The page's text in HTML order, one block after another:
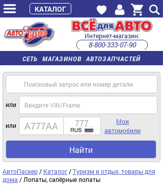
СЕТЬ МАГАЗИНОВ АВТОЗАПЧАСТЕЙ
Интернет-магазин:
8-800-333-07-90
часы работы с 9:00 до 22:00 (пн-пт)
или
или
Мои
автомобили
Найти
АвтоПаскер / Каталог /Туризм и отдых, товары для
дома / Лопаты, сапёрные лопаты
КАТАЛОГ